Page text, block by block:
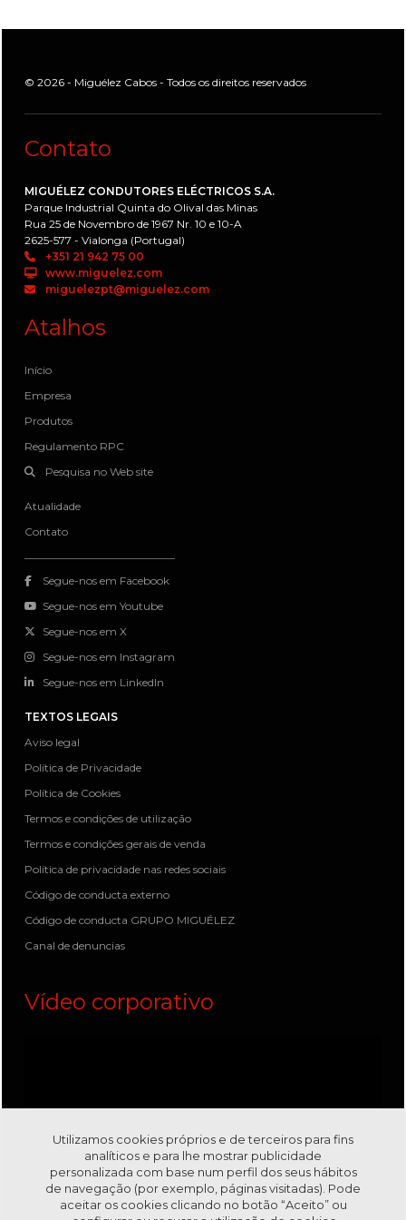
© 2026 - Miguélez Cabos - Todos os direitos reservados
Contato
MIGUÉLEZ CONDUTORES ELÉCTRICOS S.A.
Parque Industrial Quinta do Olival das Minas
Rua 25 de Novembro de 1967 Nr. 10 e 10-A
2625-577 - Vialonga (Portugal)
+351 21 942 75 00
www.miguelez.com
miguelezpt@miguelez.com
Atalhos
Início
Empresa
Produtos
Regulamento RPC
Pesquisa no Web site
Atualidade
Contato
Segue-nos em Facebook
Segue-nos em Youtube
Segue-nos em X
Segue-nos em Instagram
Segue-nos em LinkedIn
TEXTOS LEGAIS
Aviso legal
Política de Privacidade
Política de Cookies
Termos e condições de utilização
Termos e condições gerais de venda
Política de privacidade nas redes sociais
Código de conducta externo
Código de conducta GRUPO MIGUÉLEZ
Canal de denuncias
Vídeo corporativo
Utilizamos cookies próprios e de terceiros para fins
analíticos e para lhe mostrar publicidade
personalizada com base num perfil dos seus hábitos
de navegação (por exemplo, páginas visitadas). Pode
aceitar os cookies clicando no botão “Aceito” ou